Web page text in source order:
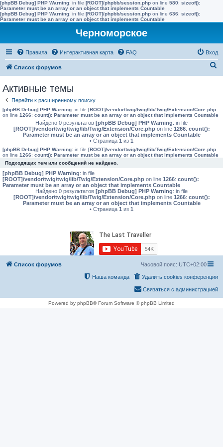
[phpBB Debug] PHP Warning: in file [ROOT]/phpbb/session.php on line 580: sizeof():
Parameter must be an array or an object that implements Countable
[phpBB Debug] PHP Warning: in file [ROOT]/phpbb/session.php on line 636: sizeof():
Parameter must be an array or an object that implements Countable
Черноморское
Правила Интерактивная карта FAQ Вход
Список форумов
к
Активные темы
Перейти к расширенному поиску
[phpBB Debug] PHP Warning: in file [ROOT]/vendor/twig/twig/lib/Twig/Extension/Core.php
on line 1266: count(): Parameter must be an array or an object that implements Countable
Найдено 0 результатов [phpBB Debug] PHP Warning: in file
[ROOT]/vendor/twig/twig/lib/Twig/Extension/Core.phpon line 1266: count():
Parameter must be an array or an object that implements Countable
• Страница 1 из 1
[phpBB Debug] PHP Warning: in file [ROOT]/vendor/twig/twig/lib/Twig/Extension/Core.php
on line 1266: count(): Parameter must be an array or an object that implements Countable
Подходящих тем или сообщений не найдено.
[phpBB Debug] PHP Warning: in file
[ROOT]/vendor/twig/twig/lib/Twig/Extension/Core.php on line 1266: count():
Parameter must be an array or an object that implements Countable
Найдено 0 результатов [phpBB Debug] PHP Warning: in file
[ROOT]/vendor/twig/twig/lib/Twig/Extension/Core.phpon line 1266: count():
Parameter must be an array or an object that implements Countable
• Страница 1 из 1
Список форумов Часовой пояс: UTC+02:00
Удалить cookies конференции
Наша команда
Связаться с администрацией
Powered by phpBB® Forum Software © phpBB Limited